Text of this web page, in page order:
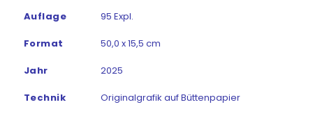
Auflage 95 Expl.
Format 50,0 x 15,5 cm
Jahr 2025
Technik Originalgrafik auf Büttenpapier